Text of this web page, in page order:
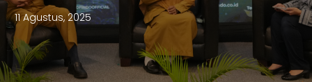
11 Agustus, 2025